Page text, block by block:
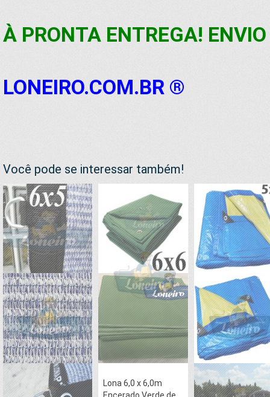
À PRONTA ENTREGA!
LONEIRO.COM.BR ®
Você pode se interessar também!
Lona 6,0 x 6,0m